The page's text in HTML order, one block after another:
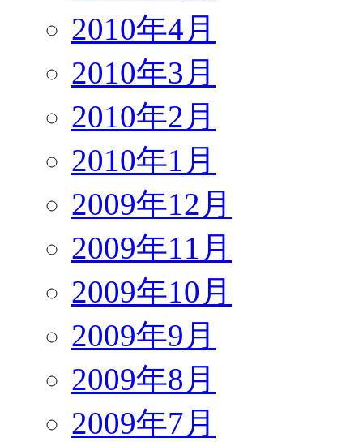
2010年4月
2010年3月
2010年2月
2010年1月
2009年12月
2009年11月
2009年10月
2009年9月
2009年8月
2009年7月